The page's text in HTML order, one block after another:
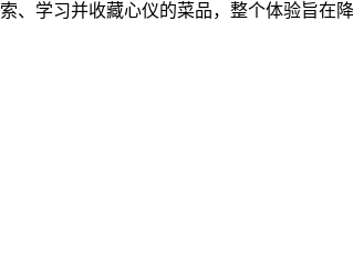
学习并收藏心仪的菜品，整个体验旨在